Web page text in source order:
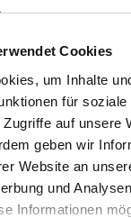
Cookies
um Inhalte
für soziale
auf unsere
geben wir
Website an
und
Informationen
pinseln schon an
so schnell wie
Zwischenzeit
Sie sich
ZUM ONLINE-